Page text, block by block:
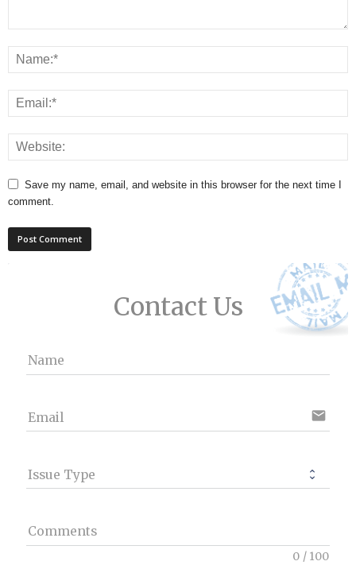
Save my name, email, and website in this browser for the next time I
comment.
Contact Us
Name
Email email
Issue Type
Comments
0 / 100